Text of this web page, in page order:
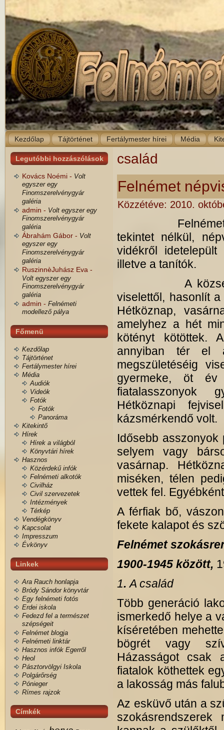
Kezdőlap Tájtörténet Fertálymester hírei Média
Legutóbbi hozzászólások
Kovács Noémi - Volt
egyszer egy
Finomszerelvénygyár
galéria
admin - Volt egyszer egy
Finomszerelvénygyár
galéria
Ábrahám Gábor - Volt
egyszer egy
Finomszerelvénygyár
galéria
RuszinnèJuhász Eva -
Volt egyszer egy
Finomszerelvénygyár
galéria
admin - Felnémeti
modellező pálya
Főmenü
Kezdőlap
Tájtörténet
Fertálymester hírei
Média
Audiók
Videók
Fotók
Fotók
Panoráma
Kitekintő
Hírek
Hírek a világból
Könyvtári hírek
Hasznos
Közérdekű infók
Felnémeti alkotók
Civilház
Civil szervezetek
Intézmények
Térkép
Vendégkönyv
Kapcsolat
Impresszum
Évkönyv
Linkek
Ara Rauch honlapja
Bródy Sándor könyvtár
Egy felnémeti fotós
Erdei iskola
Fedezd fel a természet
szépségeit
Felnémet blogja
Felnémeti linktár
Hasznos infók Egerről
Heol
Pásztorvölgyi Iskola
Polgárőrség
Pónieger
Rímes rajzok
Címkék
család
Felnémet
Közzétéve: 2010.
Felnémet
tekintet nélkül,
vidékről
illetve a tanítók.
A község
viselettől, hasonlít
Hétköznap,
amelyhez a hét
kötényt kötöttek.
annyiban tér el
megszületéséig
gyermeke, öt
fiatalasszonyok
Hétköznapi
kázsmérkendő volt.
Idősebb
selyem vagy
vasárnap.
miséken, télen
vettek fel.
A férfiak bő,
fekete kalapot és
Felnémet
1900-1945 között,
1.A család
Több generáció
ismerkedő helye a
kíséretében
bögrét vagy
Házasságot csak
fiatalok köthettek
a lakosság más
Az esküvő után a